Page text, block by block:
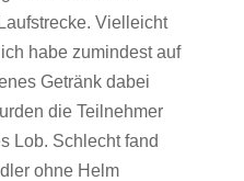
Vielleicht
habe zumindest auf
Getränk dabei
die Teilnehmer
Lob. Schlecht fand
ohne Helm